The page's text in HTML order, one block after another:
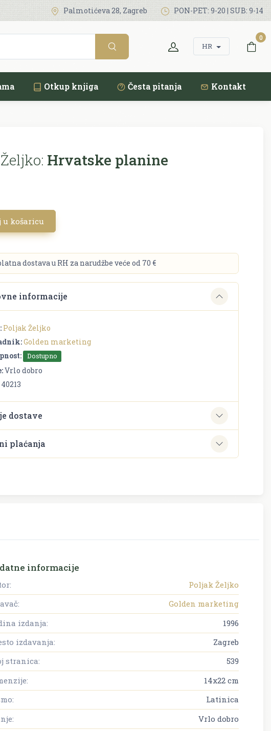
Palmotićeva 28, Zagreb PON-PET: 9-20 | SUB: 9-14
HR
0
Otkup knjiga Česta pitanja Kontakt
Hrvatske planine
u košaricu
dostava u RH za narudžbe veće od 70 €
informacije
Poljak Željko
Golden marketing
Dostupno
Vrlo dobro
40213
dostave
plaćanja
informacije
Poljak Željko
Golden marketing
izdanja:
1996
izdavanja:
Zagreb
stranica:
539
14x22 cm
Latinica
Vrlo dobro